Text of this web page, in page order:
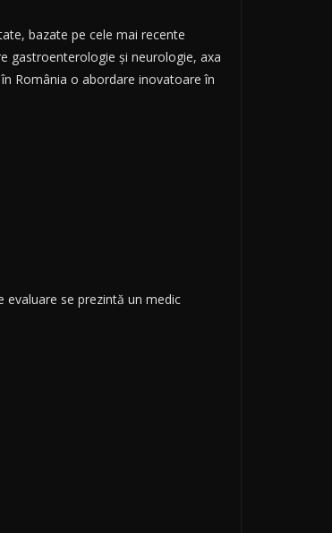
bazate pe cele mai recente
gastroenterologie și neurologie, axa
România o abordare inovatoare în
evaluare se prezintă un medic